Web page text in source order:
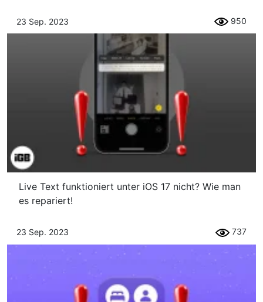
23 Sep. 2023 950
Live Text funktioniert unter iOS 17 nicht? Wie man
es repariert!
23 Sep. 2023 737